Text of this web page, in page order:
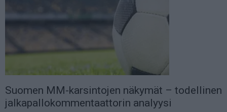
Suomen MM-karsintojen näkymät – todellinen
jalkapallokommentaattorin analyysi